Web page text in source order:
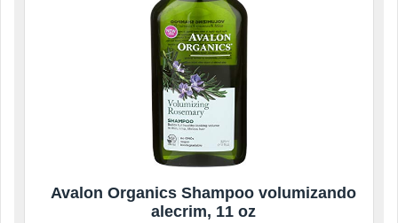
Avalon Organics Shampoo volumizando
alecrim, 11 oz